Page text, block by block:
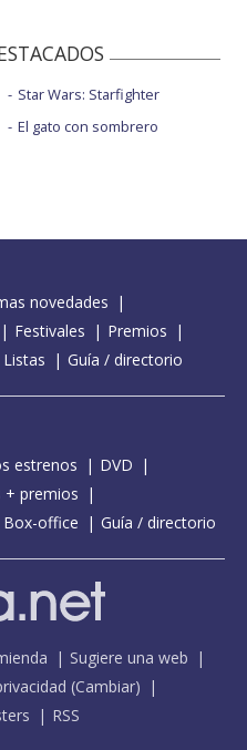
Star Wars: Starfighter
El gato con sombrero
novedades
Festivales
Premios
Listas Guía / directorio
estrenos
DVD
+ premios
Box-office Guía / directorio
Sugiere una web
(Cambiar)
RSS